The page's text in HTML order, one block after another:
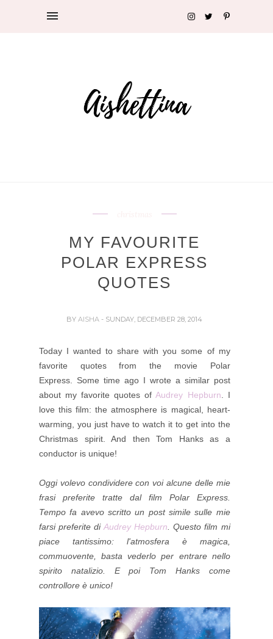
MY FAVOURITE
POLAR EXPRESS
QUOTES
BYAISHA- SUNDAY, DECEMBER 28, 2014
Today I wanted to share with you some of my
favorite quotes from the movie Polar
Express. Some time ago I wrote a similar post
about my favorite quotes ofAudrey Hepburn
I
love this film: the atmosphere is magical, heart-
warming, you just have to watch it to get into the
Christmas spirit. And then Tom Hanks as a
conductor is unique!
Oggi volevo condividere con voi alcune delle mie
frasi preferite tratte dal film Polar Express.
Tempo fa avevo scritto un post simile sulle mie
farsi preferite di Audrey Hepburn .Questo film mi
piace tantissimo: l'atmosfera è magica,
commuovente, basta vederlo per entrare nello
spirito natalizio. E poi Tom Hanks come
controllore è unico!